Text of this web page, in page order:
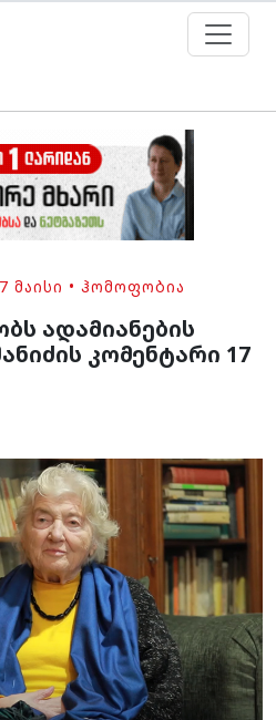
ᲛᲐᲘᲡᲘ • ᲰᲝᲛᲝᲤᲝᲑᲘᲐ
ადამიანების
კომენტარი 17